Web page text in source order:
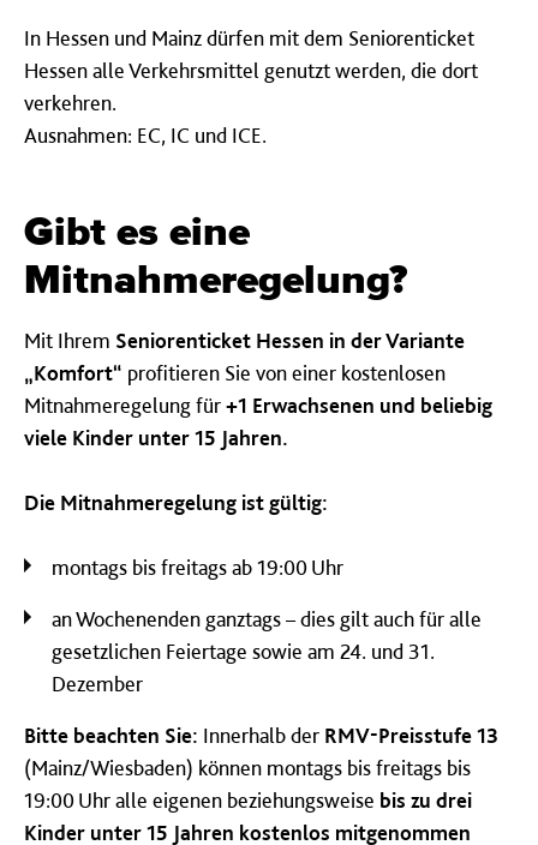
In Hessen und Mainz dürfen mit dem Seniorenticket
Hessen alle Verkehrsmittel genutzt werden, die dort
verkehren.
Ausnahmen: EC, IC und ICE.
Gibt es eine
Mitnahmeregelung?
Mit Ihrem Seniorenticket Hessen in der Variante
„Komfort“ profitieren Sie von einer kostenlosen
Mitnahmeregelung für+1 Erwachsenen und beliebig
viele Kinder unter 15 Jahren.
Die Mitnahmeregelung ist gültig:
montags bis freitags ab 19:00 Uhr
an Wochenenden ganztags – dies gilt auch für alle
gesetzlichen Feiertage sowie am 24. und 31.
Dezember
Bitte beachten Sie: Innerhalb der RMV-Preisstufe 13
(Mainz/Wiesbaden) können montags bis freitags bis
19:00 Uhr alle eigenen beziehungsweise bis zu drei
Kinder unter 15 Jahren kostenlos mitgenommen